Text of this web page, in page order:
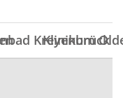
Kreyenbrück
Klinikum